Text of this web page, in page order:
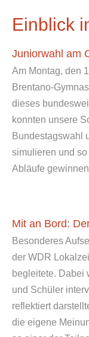
Einblick
Juniorwahl am
Am Montag, den
Brentano-
dieses
konnten unsere
Bundestagswahl
simulieren und
Abläufe
Mit an Bord:
Besonderes
der WDR
begleitete. Dabei
und Schüler
reflektiert
die eigene